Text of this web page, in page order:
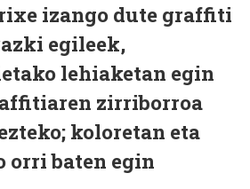
izango dute graffiti
egileek,
lehiaketan egin
zirriborroa
koloretan eta
orri baten egin